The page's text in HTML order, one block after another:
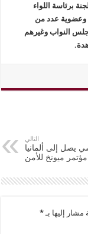
برئاسة اللواء
وعضوية عدد من
النواب وغيرهم
التالي
يصل إلى ألمانيا
ميونخ للأمن
مشار إليها بـ*